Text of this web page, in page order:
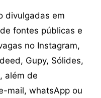
divulgadas em
fontes públicas e
no Instagram,
Gupy, Sólides,
além de
mail, whatsApp ou